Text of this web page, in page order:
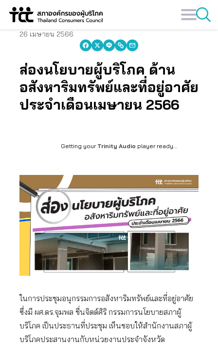
Skip
26 เมษายน 2566
ส่องนโยบายผู้บริโภค ด้าน
อสังหาริมทรัพย์และที่อยู่อาศัย
ประจำเดือนเมษายน 2566
Getting your Trinity Audio player ready...
ในการประชุมอนุกรรมการอสังหาริมทรัพย์และที่อยู่อาศัย
ซึ่งมี ผศ.ดร.จุมพล ชื่นจิตต์ศิริ กรรมการนโยบายสภาผู้
บริโภค เป็นประธานที่ประชุม เห็นชอบให้สำนักงานสภาผู้
บริโภคประสานงานกับหน่วยงานประจำจังหวัด